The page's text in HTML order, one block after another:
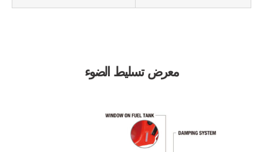
معرض تسليط الضوء